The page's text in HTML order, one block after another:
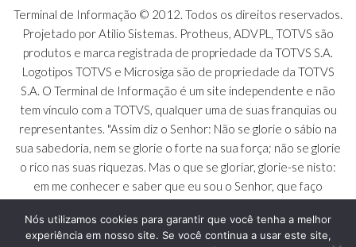
A1U - Intermediadores
A1V - Schemas - Gestao de Vendas
A1W - Campos do Schema
A1X - CFDI Complemento Carta Porte
A1Y - Carta Porte - Localizacoes
A1Z - Carta Porte - Operadores
A20 - Nota Explicativa - PCO
A21 - FONTES FINANC.PPA
A22 - Itens Fontes Financ.PPA
A23 - Inflacao para metas anuais
A24 - PIB Estadual para metas anuais
A25 - Receitas e Despesas Metais Anu
A26 - Deducao da Receita - MCASP
Terminal de Informação © 2012. Todos os direitos reservados.
Projetado por Atilio Sistemas. Protheus, ADVPL, TOTVS são
produtos e marca registrada de propriedade da TOTVS S.A.
Logotipos TOTVS e Microsiga são de propriedade da TOTVS
S.A. O Terminal de Informação é um site independente e não
tem vínculo com a TOTVS, qualquer uma de suas franquias ou
representantes. "Assim diz o Senhor: Não se glorie o sábio na
sua sabedoria, nem se glorie o forte na sua força; não se glorie
o rico nas suas riquezas. Mas o que se gloriar, glorie-se nisto:
em me conhecer e saber que eu sou o Senhor, que faço
Nós utilizamos cookies para garantir que você tenha a melhor
experiência em nosso site. Se você continua a usar este site,